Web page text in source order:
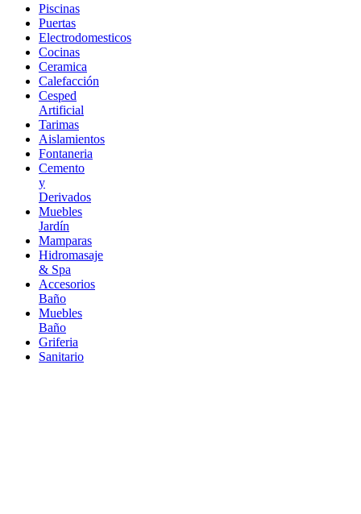
Piscinas
Puertas
Electrodomesticos
Cocinas
Ceramica
Calefacción
Cesped
Artificial
Tarimas
Aislamientos
Fontaneria
Cemento
y
Derivados
Muebles
Jardín
Mamparas
Hidromasaje
& Spa
Accesorios
Baño
Muebles
Baño
Griferia
Sanitario